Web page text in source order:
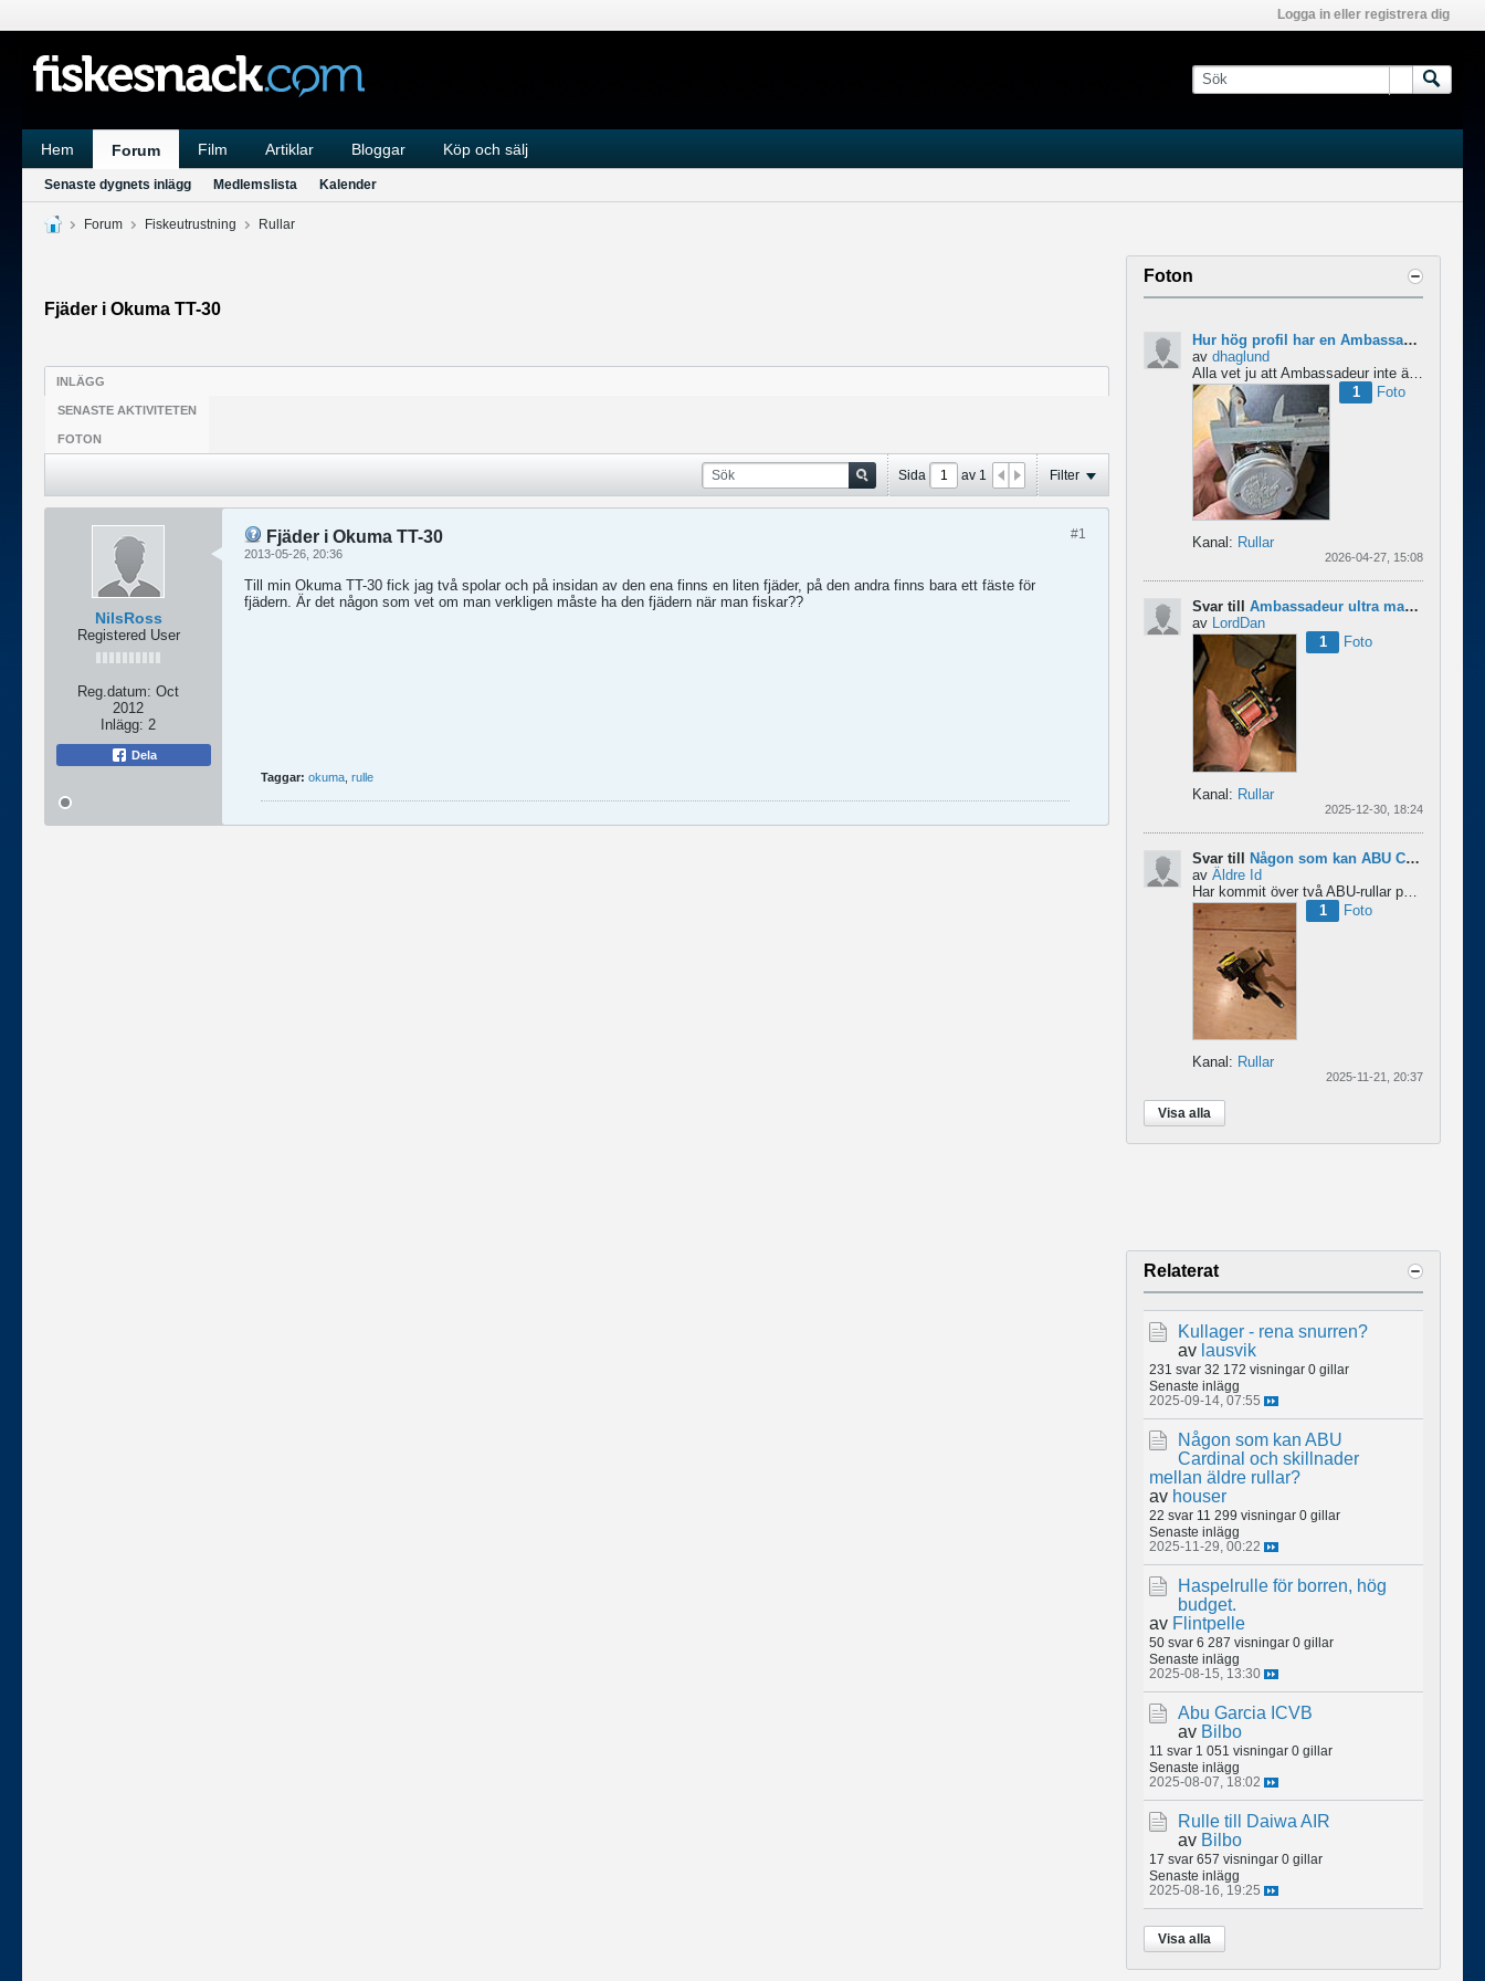
Logga in eller registrera dig
Hem Forum Film Artiklar Bloggar Köp och sälj
Senaste dygnets inlägg Medlemslista Kalender
Forum Fiskeutrustning Rullar
Fjäder i Okuma TT-30
INLÄGG
SENASTE AKTIVITETEN
FOTON
Sida av 1 Filter
NilsRoss
Registered User
Reg.datum: Oct
2012
Inlägg: 2
Dela
#1
Fjäder i Okuma TT-30
2013-05-26, 20:36
Till min Okuma TT-30 fick jag två spolar och på insidan av den ena finns en liten fjäder, på den andra finns bara ett fäste för
fjädern. Är det någon som vet om man verkligen måste ha den fjädern när man fiskar??
Taggar: okuma rulle
Foton
Hur hög profil har en Ambassadeur?
av dhaglund
Alla vet ju att Ambassadeur inte är en lågprofilrulle, det är tydligt. Men hur hög profil har de egentligen?...
1
Foto
Kanal: Rullar
2026-04-27, 15:08
Svar till Ambassadeur ultra mag xl 3
av
LordDan
1
Foto
Kanal: Rullar
2025-12-30, 18:24
Svar till Någon som kan ABU Cardinal och skillnader mellan äldre rullar?
av Äldre Id
1
Foto
Kanal: Rullar
2025-11-21, 20:37
Visa alla
Relaterat
Kullager - rena snurren?
av lausvik
231 svar 32 172 visningar 0 gillar
Senaste inlägg
2025-09-14, 07:55
Någon som kan ABU
Cardinal och skillnader
mellan äldre rullar?
av houser
22 svar 11 299 visningar 0 gillar
Senaste inlägg
2025-11-29, 00:22
Haspelrulle för borren, hög
budget.
av Flintpelle
50 svar 6 287 visningar 0 gillar
Senaste inlägg
2025-08-15, 13:30
Abu Garcia ICVB
av Bilbo
11 svar 1 051 visningar 0 gillar
Senaste inlägg
2025-08-07, 18:02
Rulle till Daiwa AIR
av Bilbo
17 svar 657 visningar 0 gillar
Senaste inlägg
2025-08-16, 19:25
Visa alla